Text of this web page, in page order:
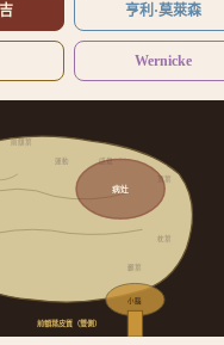
亨利·莫萊森
Wernicke
小腦
前額葉
運動
感覺
頂葉
枕葉
病灶
前額葉皮質（雙側）